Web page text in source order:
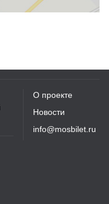
О проекте
Новости
info@mosbilet.ru